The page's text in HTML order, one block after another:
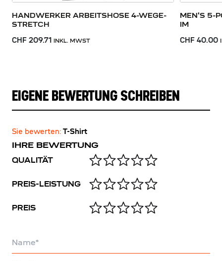
HANDWERKER ARBEITSHOSE 4-WEGE-
STRETCH
CHF 209.71 INKL. MWST
MEN'S 5-
IM
CHF 40.00
EIGENE BEWERTUNG SCHREIBEN
Sie bewerten: T-Shirt
IHRE BEWERTUNG
QUALITÄT
PREIS-LEISTUNG
PREIS